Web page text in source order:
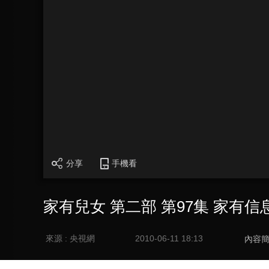
分享 手機看
家有兒女 第二部 第97集 家有信
來源 : 央視網 2010-06-11 18:13 內容